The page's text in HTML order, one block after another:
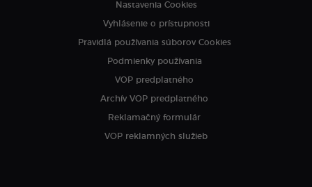
Nastavenia Cookies
Vyhlásenie o prístupnosti
Pravidlá používania súborov Cookies
Podmienky používania
VOP predplatného
Archív VOP predplatného
Reklamačný formulár
VOP reklamných služieb